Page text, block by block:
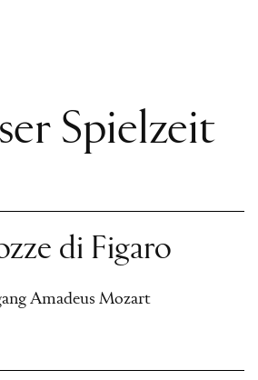
Spielzeit
di Figaro
Amadeus Mozart